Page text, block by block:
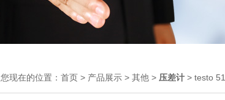
您现在的位置： 首页 > 产品展示 > 其他 > 压差计 > testo